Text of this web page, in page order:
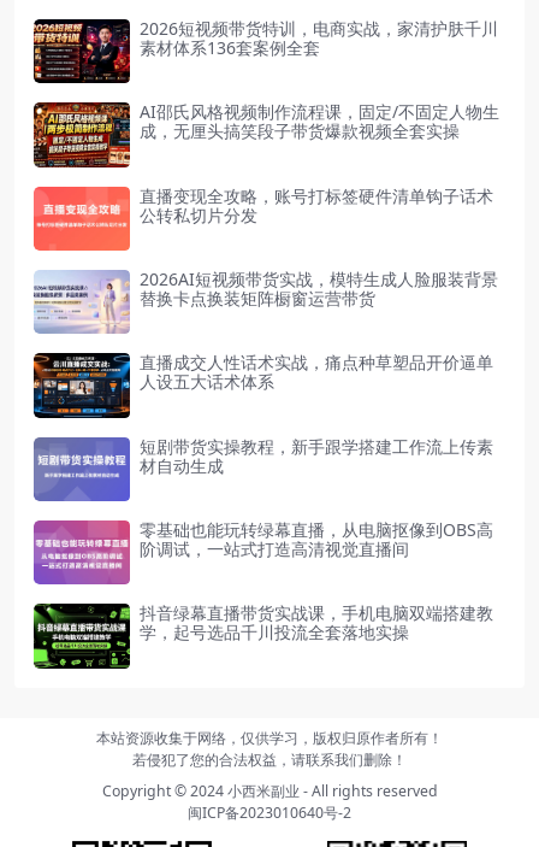
2026短视频带货特训，电商实战，家清护肤千川
素材体系136套案例全套
AI邵氏风格视频制作流程课，固定/不固定人物生
成，无厘头搞笑段子带货爆款视频全套实操
直播变现全攻略，账号打标签硬件清单钩子话术
公转私切片分发
2026AI短视频带货实战，模特生成人脸服装背景
替换卡点换装矩阵橱窗运营带货
直播成交人性话术实战，痛点种草塑品开价逼单
人设五大话术体系
短剧带货实操教程，新手跟学搭建工作流上传素
材自动生成
零基础也能玩转绿幕直播，从电脑抠像到OBS高
阶调试，一站式打造高清视觉直播间
抖音绿幕直播带货实战课，手机电脑双端搭建教
学，起号选品千川投流全套落地实操
本站资源收集于网络，仅供学习，版权归原作者所有！
若侵犯了您的合法权益，请联系我们删除！
Copyright © 2024小西米副业 - All rights reserved
闽ICP备2023010640号-2